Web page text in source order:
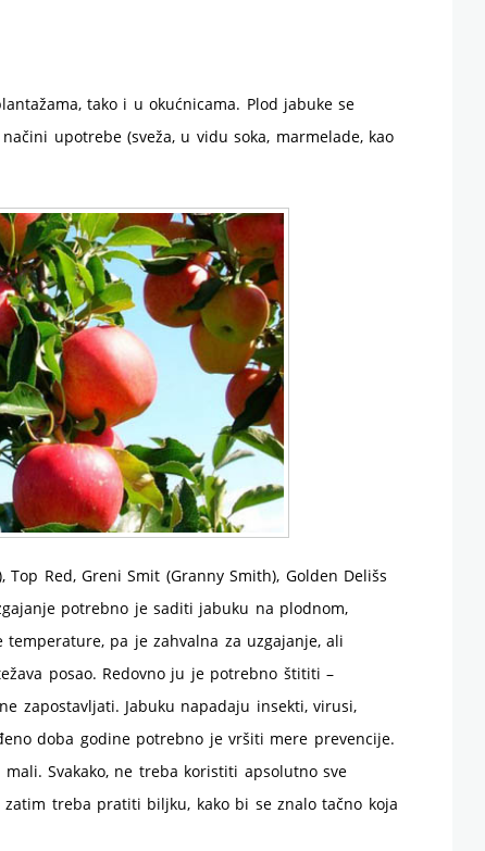
tako i u okućnicama. Plod jabuke se
upotrebe (sveža, u vidu soka, marmelade, kao
Red, Greni Smit (Granny Smith), Golden Delišs
potrebno je saditi jabuku na plodnom,
pa je zahvalna za uzgajanje, ali
posao. Redovno ju je potrebno štititi –
zapostavljati. Jabuku napadaju insekti, virusi,
doba godine potrebno je vršiti mere prevencije.
Svakako, ne treba koristiti apsolutno sve
treba pratiti biljku, kako bi se znalo tačno koja